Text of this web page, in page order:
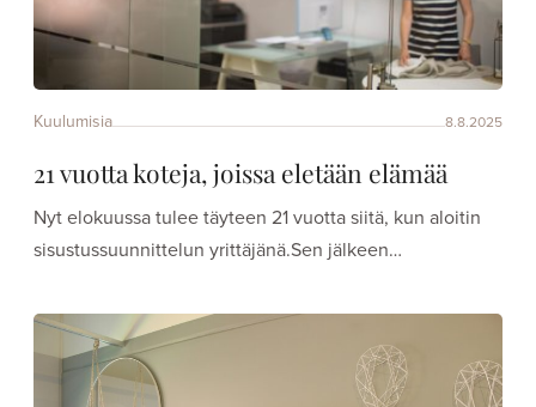
Kuulumisia 8.8.2025
21 vuotta koteja, joissa eletään elämää
Nyt elokuussa tulee täyteen 21 vuotta siitä, kun aloitin
sisustussuunnittelun yrittäjänä.Sen jälkeen…